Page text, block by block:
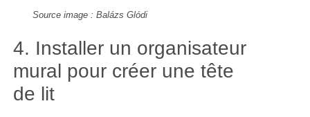
Source image : Balázs Glódi
4. Installer un organisateur
mural pour créer une tête
de lit